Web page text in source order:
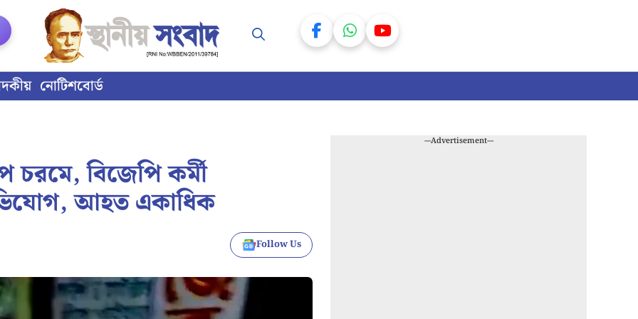
নোটিশবোর্ড
চরমে, বিজেপি কর্মী
আহত একাধিক
Follow Us
---Advertisement---